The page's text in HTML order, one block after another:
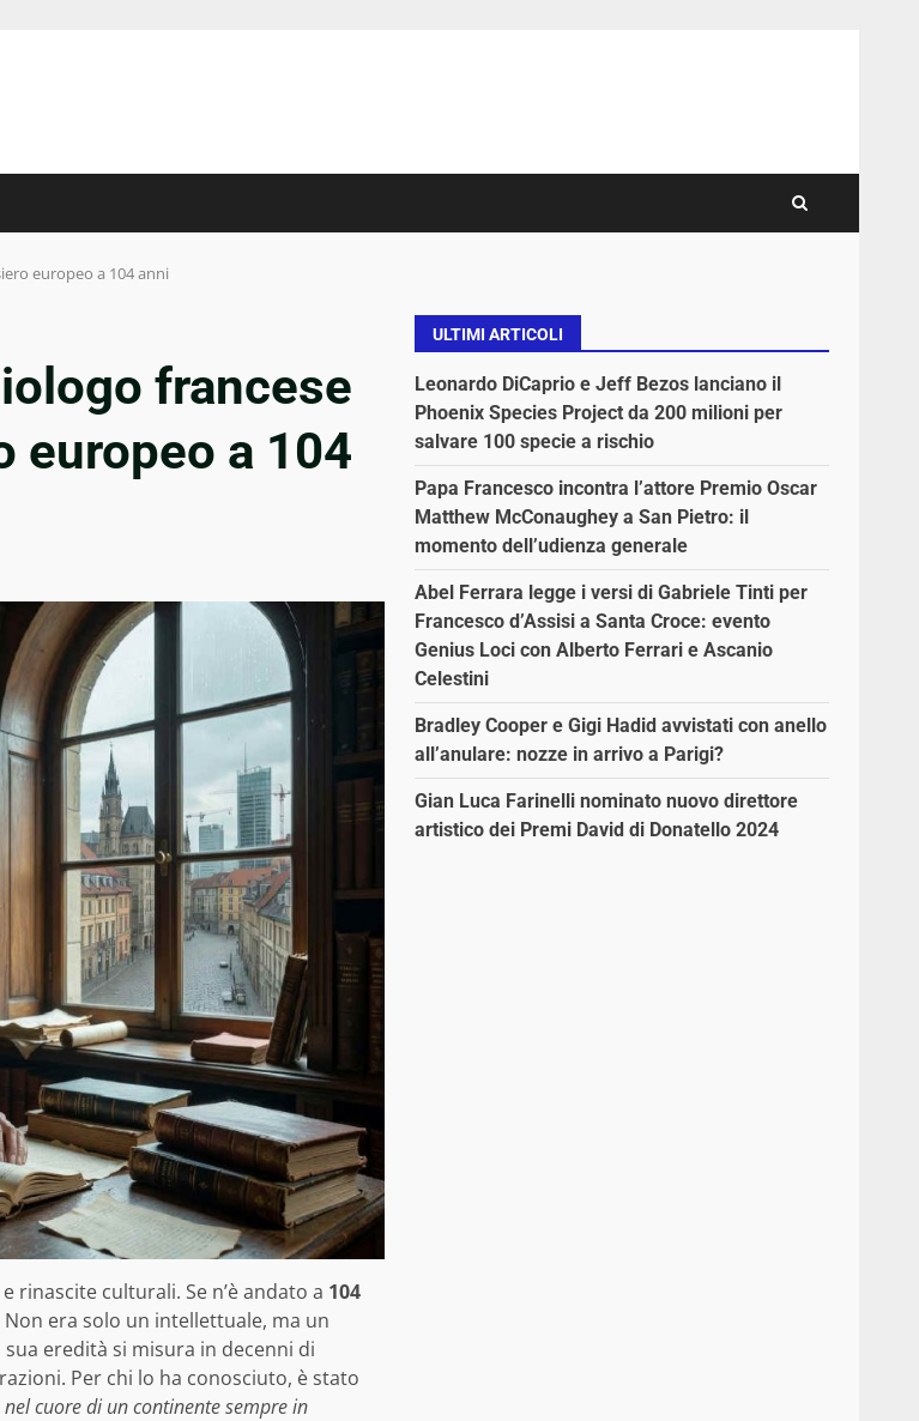
europeo a 104 anni
francese
europeo a 104
rinascite culturali. Se n’è andato a 104
era solo un intellettuale, ma un
eredità si misura in decenni di
Per chi lo ha conosciuto, è stato
cuore di un continente sempre in
ULTIMI ARTICOLI
Leonardo DiCaprio e Jeff Bezos lanciano il
Phoenix Species Project da 200 milioni per
salvare 100 specie a rischio
Papa Francesco incontra l’attore Premio Oscar
Matthew McConaughey a San Pietro: il
momento dell’udienza generale
Abel Ferrara legge i versi di Gabriele Tinti per
Francesco d’Assisi a Santa Croce: evento
Genius Loci con Alberto Ferrari e Ascanio
Celestini
Bradley Cooper e Gigi Hadid avvistati con anello
all’anulare: nozze in arrivo a Parigi?
Gian Luca Farinelli nominato nuovo direttore
artistico dei Premi David di Donatello 2024